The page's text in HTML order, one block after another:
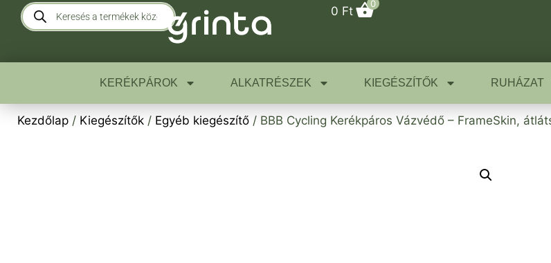
0 Ft
0
KERÉKPÁROK ALKATRÉSZEK KIEGÉSZÍTŐK RUHÁZAT
Kezdőlap / Kiegészítők / Egyéb kiegészítő / BBB Cycling Kerékpáros Vázvédő – FrameSkin,